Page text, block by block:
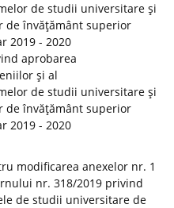
de studii universitare şi
învăţământ superior
2019 - 2020
aprobarea
şi al
de studii universitare şi
învăţământ superior
2019 - 2020
modificarea anexelor nr. 1
nr. 318/2019 privind
de studii universitare de